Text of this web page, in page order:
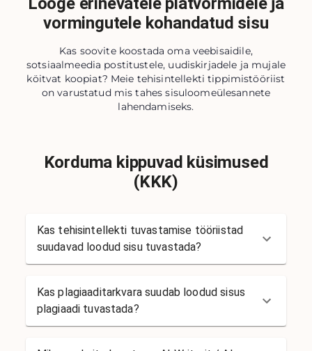
vormingutele kohandatud sisu
Kas soovite koostada oma veebisaidile,
sotsiaalmeedia postitustele, uudiskirjadele ja mujale
köitvat koopiat? Meie tehisintellekti tippimistööriist
on varustatud mis tahes sisuloomeülesannete
lahendamiseks.
Korduma kippuvad küsimused
(KKK)
Kas tehisintellekti tuvastamise tööriistad
suudavad loodud sisu tuvastada?
Kas plagiaaditarkvara suudab loodud sisus
plagiaadi tuvastada?